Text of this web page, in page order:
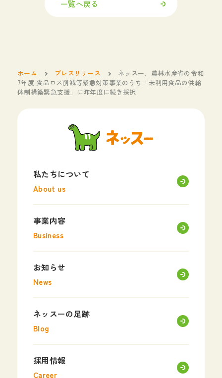
一覧へ戻る
ホーム プレスリリース
ネッスー、農林水産省の令和
7年度 食品ロス削減等緊急対策事業のうち「未利用食品の供給
体制構築緊急支援」に昨年度に続き採択
私たちについて
About us
事業内容
Business
お知らせ
News
ネッスーの足跡
Blog
採用情報
Career